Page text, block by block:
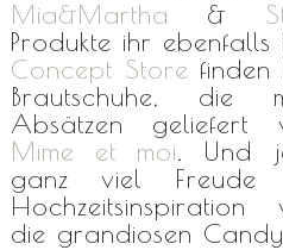
Mia&Martha &
Produkte ihr
Concept Store finden
Brautschuhe, die
Absätzen geliefert
Mime et moi. Und
ganz viel Freude
Hochzeitsinspiration
die grandiosen